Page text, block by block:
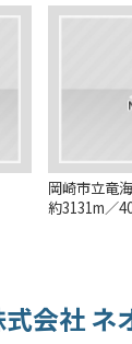
岡崎市立竜
約3131m／
会社 ネ